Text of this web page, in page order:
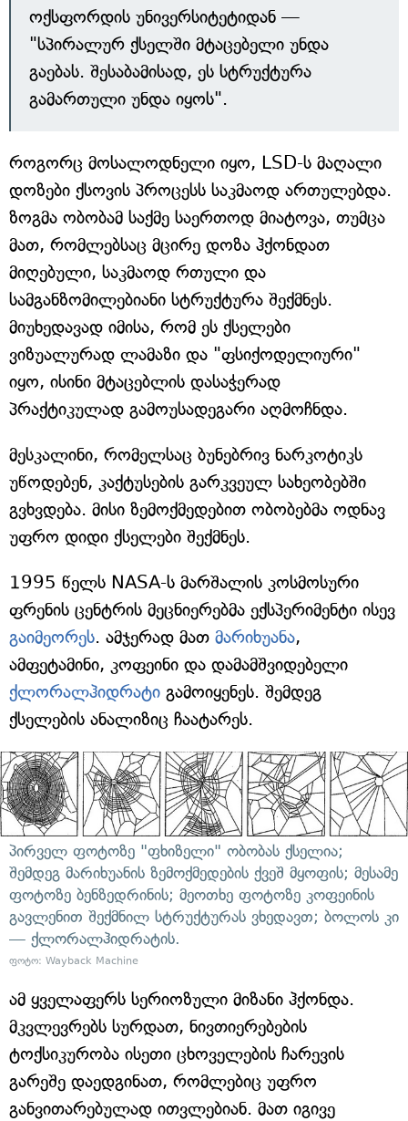
ოქსფორდის უნივერსიტეტიდან —
"სპირალურ ქსელში მტაცებელი უნდა
გაებას. შესაბამისად, ეს სტრუქტურა
გამართული უნდა იყოს".
როგორც მოსალოდნელი იყო, LSD-ს მაღალი
დოზები ქსოვის პროცესს საკმაოდ ართულებდა.
ზოგმა ობობამ საქმე საერთოდ მიატოვა, თუმცა
მათ, რომლებსაც მცირე დოზა ჰქონდათ
მიღებული, საკმაოდ რთული და
სამგანზომილებიანი სტრუქტურა შექმნეს.
მიუხედავად იმისა, რომ ეს ქსელები
ვიზუალურად ლამაზი და "ფსიქოდელიური"
იყო, ისინი მტაცებლის დასაჭერად
პრაქტიკულად გამოუსადეგარი აღმოჩნდა.
მესკალინი, რომელსაც ბუნებრივ ნარკოტიკს
უწოდებენ, კაქტუსების გარკვეულ სახეობებში
გვხვდება. მისი ზემოქმედებით ობობებმა ოდნავ
უფრო დიდი ქსელები შექმნეს.
1995 წელს NASA-ს მარშალის კოსმოსური
ფრენის ცენტრის მეცნიერებმა ექსპერიმენტი ისევ
გაიმეორეს. ამჯერად მათ მარიხუანა,
ამფეტამინი, კოფეინი და დამამშვიდებელი
ქლორალჰიდრატი გამოიყენეს. შემდეგ
ქსელების ანალიზიც ჩაატარეს.
პირველ ფოტოზე "ფხიზელი" ობობას ქსელია;
შემდეგ მარიხუანის ზემოქმედების ქვეშ მყოფის; მესამე
ფოტოზე ბენზედრინის; მეოთხე ფოტოზე კოფეინის
გავლენით შექმნილ სტრუქტურას ვხედავთ; ბოლოს კი
— ქლორალჰიდრატის.
ფოტო: Wayback Machine
ამ ყველაფერს სერიოზული მიზანი ჰქონდა.
მკვლევრებს სურდათ, ნივთიერებების
ტოქსიკურობა ისეთი ცხოველების ჩარევის
გარეშე დაედგინათ, რომლებიც უფრო
განვითარებულად ითვლებიან. მათ იგივე